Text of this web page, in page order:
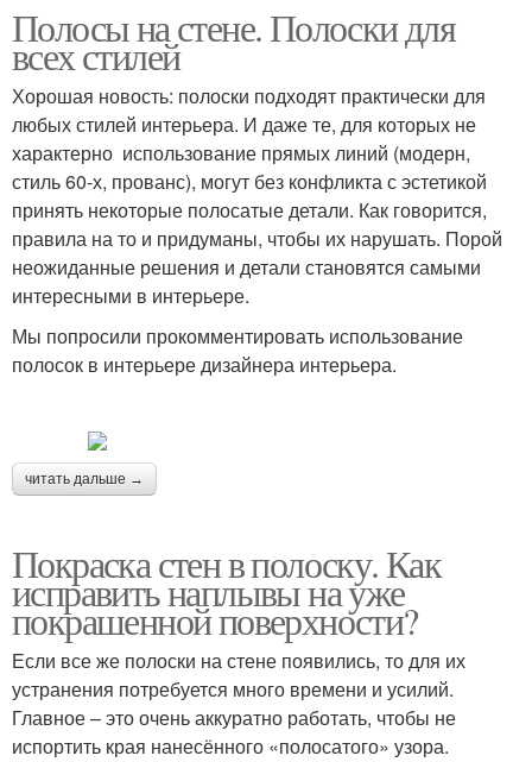
Полосы на стене. Полоски для
всех стилей
Хорошая новость: полоски подходят практически для
любых стилей интерьера. И даже те, для которых не
характерно использование прямых линий (модерн,
стиль 60-х, прованс), могут без конфликта с эстетикой
принять некоторые полосатые детали. Как говорится,
правила на то и придуманы, чтобы их нарушать. Порой
неожиданные решения и детали становятся самыми
интересными в интерьере.
Мы попросили прокомментировать использование
полосок в интерьере дизайнера интерьера.
читать дальше →
Покраска стен в полоску. Как
исправить наплывы на уже
покрашенной поверхности?
Если все же полоски на стене появились, то для их
устранения потребуется много времени и усилий.
Главное – это очень аккуратно работать, чтобы не
испортить края нанесённого «полосатого» узора.